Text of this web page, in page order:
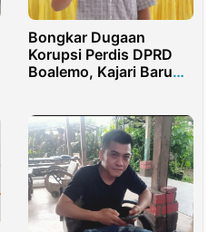
Bongkar Dugaan
Korupsi Perdis DPRD
Boalemo, Kajari Baru